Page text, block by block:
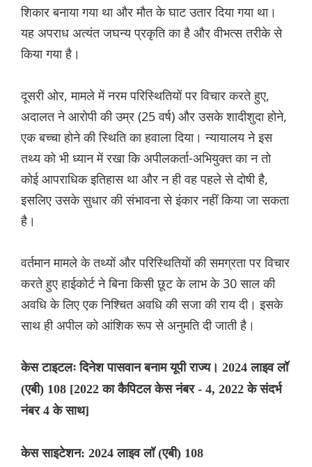
शिकार बनाया गया था और मौत के घाट उतार दिया गया था।
यह अपराध अत्यंत जघन्य प्रकृति का है और वीभत्स तरीके से
किया गया है।
दूसरी ओर, मामले में नरम परिस्थितियों पर विचार करते हुए,
अदालत ने आरोपी की उम्र (25 वर्ष) और उसके शादीशुदा होने,
एक बच्चा होने की स्थिति का हवाला दिया। न्यायालय ने इस
तथ्य को भी ध्यान में रखा कि अपीलकर्ता-अभियुक्त का न तो
कोई आपराधिक इतिहास था और न ही वह पहले से दोषी है,
इसलिए उसके सुधार की संभावना से इंकार नहीं किया जा सकता
है।
वर्तमान मामले के तथ्यों और परिस्थितियों की समग्रता पर विचार
करते हुए हाईकोर्ट ने बिना किसी छूट के लाभ के 30 साल की
अवधि के लिए एक निश्चित अवधि की सजा की राय दी। इसके
साथ ही अपील को आंशिक रूप से अनुमति दी जाती है।
केस टाइटलः दिनेश पासवान बनाम यूपी राज्य। 2024 लाइव लॉ
(एबी) 108 [2022 का कैपिटल केस नंबर - 4, 2022 के संदर्भ
नंबर 4 के साथ]
केस साइटेशन: 2024 लाइव लॉ (एबी) 108